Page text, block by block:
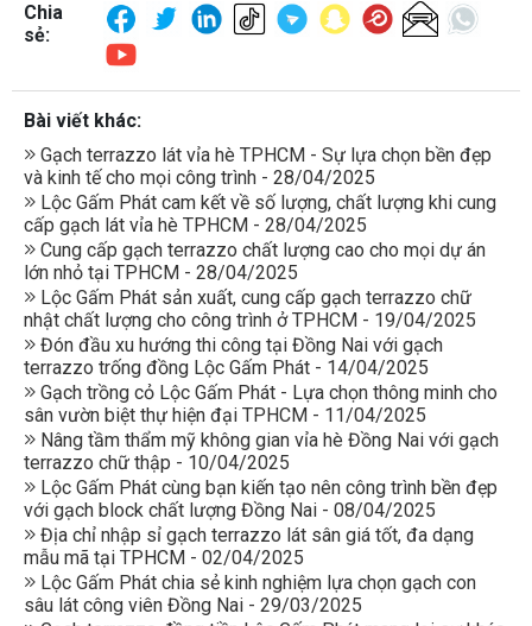
Chia
sẻ:
Bài viết khác:
Gạch terrazzo lát vỉa hè TPHCM - Sự lựa chọn bền đẹp
và kinh tế cho mọi công trình - 28/04/2025
Lộc Gấm Phát cam kết về số lượng, chất lượng khi cung
cấp gạch lát vỉa hè TPHCM - 28/04/2025
Cung cấp gạch terrazzo chất lượng cao cho mọi dự án
lớn nhỏ tại TPHCM - 28/04/2025
Lộc Gấm Phát sản xuất, cung cấp gạch terrazzo chữ
nhật chất lượng cho công trình ở TPHCM - 19/04/2025
Đón đầu xu hướng thi công tại Đồng Nai với gạch
terrazzo trống đồng Lộc Gấm Phát - 14/04/2025
Gạch trồng cỏ Lộc Gấm Phát - Lựa chọn thông minh cho
sân vườn biệt thự hiện đại TPHCM - 11/04/2025
Nâng tầm thẩm mỹ không gian vỉa hè Đồng Nai với gạch
terrazzo chữ thập - 10/04/2025
Lộc Gấm Phát cùng bạn kiến tạo nên công trình bền đẹp
với gạch block chất lượng Đồng Nai - 08/04/2025
Địa chỉ nhập sỉ gạch terrazzo lát sân giá tốt, đa dạng
mẫu mã tại TPHCM - 02/04/2025
Lộc Gấm Phát chia sẻ kinh nghiệm lựa chọn gạch con
sâu lát công viên Đồng Nai - 29/03/2025